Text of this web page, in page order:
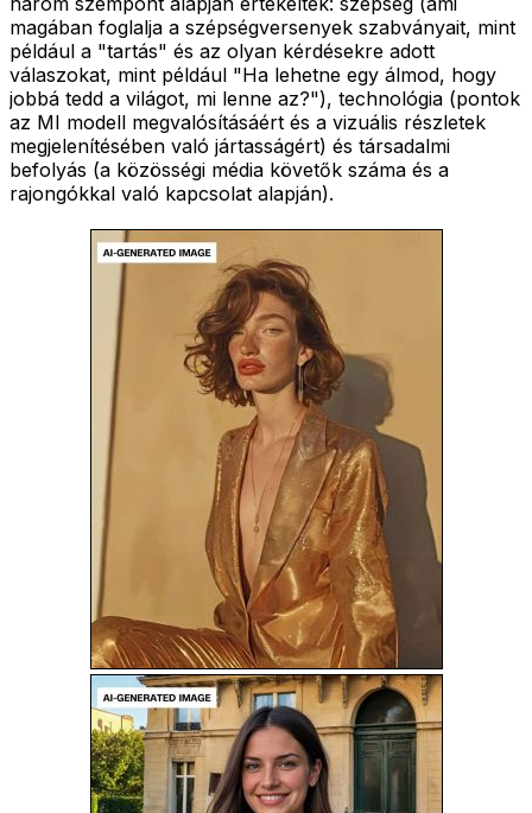
magában foglalja a szépségversenyek szabványait, mint
például a "tartás" és az olyan kérdésekre adott
válaszokat, mint például "Ha lehetne egy álmod, hogy
jobbá tedd a világot, mi lenne az?"), technológia (pontok
az MI modell megvalósításáért és a vizuális részletek
megjelenítésében való jártasságért) és társadalmi
befolyás (a közösségi média követők száma és a
rajongókkal való kapcsolat alapján).